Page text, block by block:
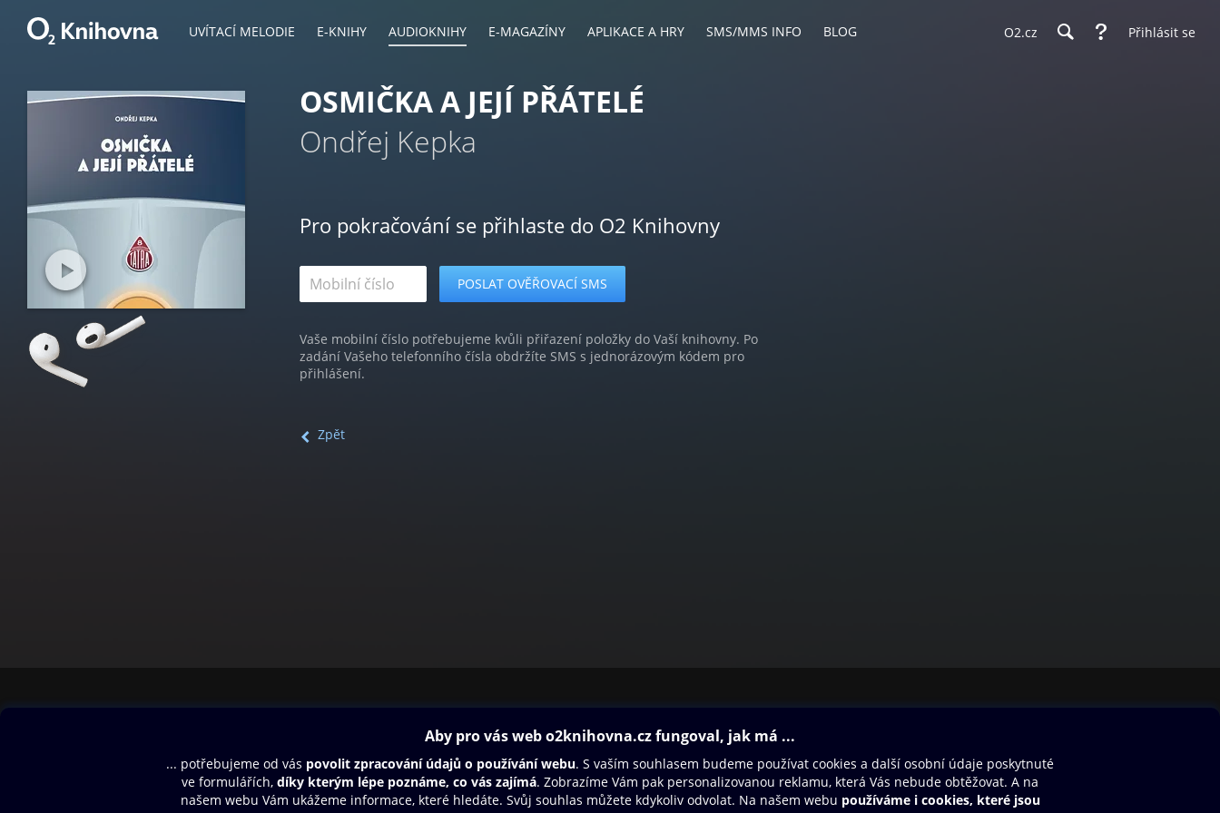
UVÍTACÍ MELODIE E-KNIHY AUDIOKNIHY E-MAGAZÍNY APLIKACE A HRY SMS/MMS INFO BLOG O2.cz Přihlásit se
OSMIČKA A JEJÍ PŘÁTELÉ
Ondřej Kepka
Pro pokračování se přihlaste do O2 Knihovny
Vaše mobilní číslo potřebujeme kvůli přiřazení položky do Vaší knihovny. Po
zadání Vašeho telefonního čísla obdržíte SMS s jednorázovým kódem pro
přihlášení.
Zpět
Aplikace a hry
SMS/MMS Info
Blog
Dárkový poukaz
Nápověda
Oneplay Originály
Sport